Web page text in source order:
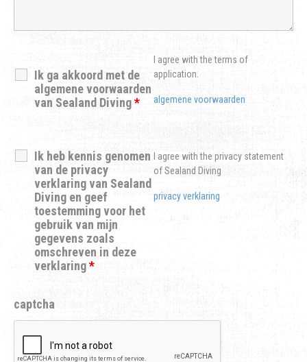
Ik ga akkoord met de
algemene voorwaarden
van Sealand Diving*
I agree with the terms of
application.
algemene voorwaarden
Ik heb kennis genomen
van de privacy
verklaring van Sealand
Diving en geef
toestemming voor het
gebruik van mijn
gegevens zoals
omschreven in deze
verklaring*
I agree with the privacy statement
of Sealand Diving
privacy verklaring
captcha